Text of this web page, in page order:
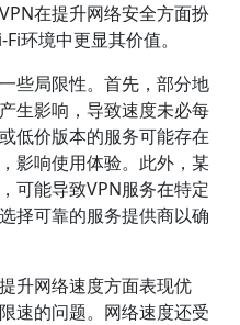
在提升网络安全方面扮
环境中更显其价值。
些局限性。首先，部分地
生影响，导致速度未必每
低价版本的服务可能存在
影响使用体验。此外，某
可能导致VPN服务在特定
择可靠的服务提供商以确
升网络速度方面表现优
速的问题。网络速度还受